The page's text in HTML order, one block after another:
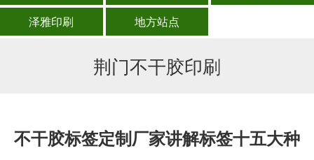
泽雅印刷
地方站点
荆门不干胶印刷
不干胶标签定制厂家讲解标签十五大种